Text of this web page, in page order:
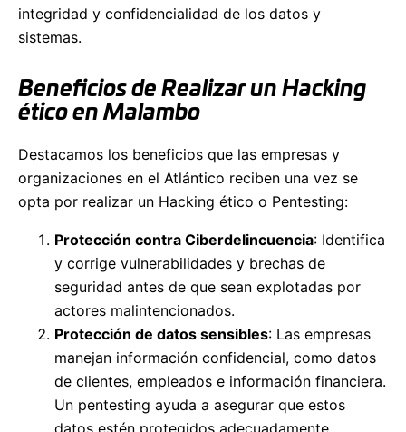
integridad y confidencialidad de los datos y
sistemas.
Beneficios de Realizar un Hacking
ético en Malambo
Destacamos los beneficios que las empresas y
organizaciones en el Atlántico reciben una vez se
opta por realizar un Hacking ético o Pentesting:
Protección contra Ciberdelincuencia: Identifica
y corrige vulnerabilidades y brechas de
seguridad antes de que sean explotadas por
actores malintencionados.
Protección de datos sensibles: Las empresas
manejan información confidencial, como datos
de clientes, empleados e información financiera.
Un pentesting ayuda a asegurar que estos